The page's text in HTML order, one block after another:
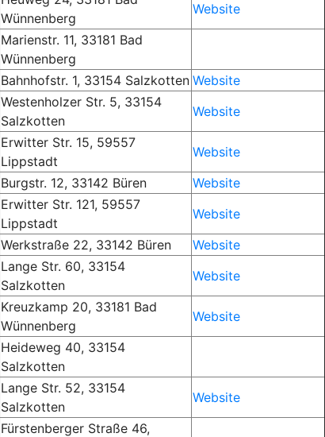
Wünnenberg
Website
Marienstr. 11, 33181 Bad
Wünnenberg
Bahnhofstr. 1, 33154 Salzkotten Website
Westenholzer Str. 5, 33154
Salzkotten
Website
Erwitter Str. 15, 59557
Lippstadt
Website
Burgstr. 12, 33142 Büren
Website
Erwitter Str. 121, 59557
Lippstadt
Website
Werkstraße 22, 33142 Büren
Website
Lange Str. 60, 33154
Salzkotten
Website
Kreuzkamp 20, 33181 Bad
Wünnenberg
Website
Heideweg 40, 33154
Salzkotten
Lange Str. 52, 33154
Salzkotten
Website
Fürstenberger Straße 46,